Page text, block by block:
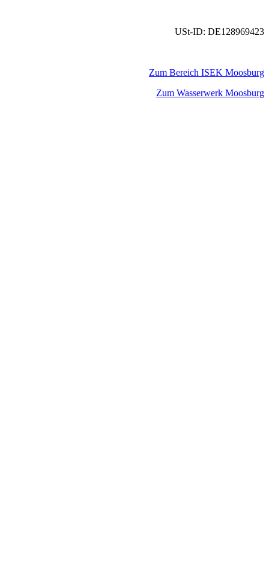
USt-ID: DE128969423
Zum Bereich ISEK Moosburg
Zum Wasserwerk Moosburg